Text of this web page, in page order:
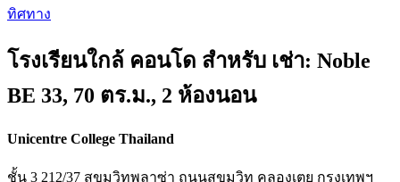
ทิศทาง
โรงเรียนใกล้ คอนโด สำหรับ เช่า: Noble
BE 33, 70 ตร.ม., 2 ห้องนอน
Unicentre College Thailand
ชั้น 3 212/37 สุขุมวิทพลาซ่า ถนนสุขุมวิท คลองเตย กรุงเทพฯ